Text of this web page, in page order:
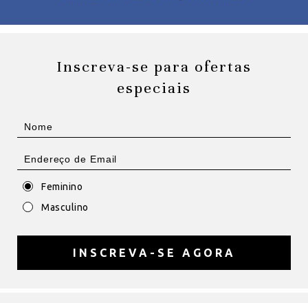
Inscreva-se para ofertas
especiais
Feminino
Masculino
INSCREVA-SE AGORA